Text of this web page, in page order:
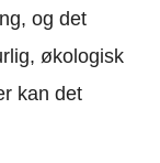
og det
økologisk
kan det